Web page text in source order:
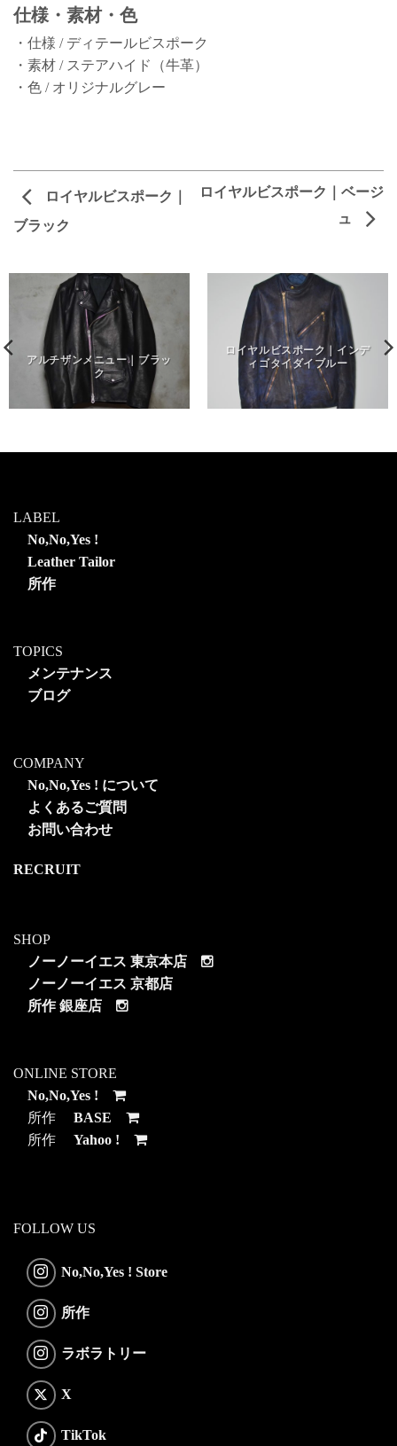
仕様・素材・色
・仕様 / ディテールビスポーク
・素材 / ステアハイド（牛革）
・色 / オリジナルグレー
ロイヤルビスポーク｜
ブラック
ロイヤルビスポーク｜ベージ
ュ
アルチザンメニュー｜ブラッ
ク
ロイヤルビスポーク｜インデ
ィゴタイダイブルー
LABEL
No,No,Yes !
Leather Tailor
所作
TOPICS
メンテナンス
ブログ
COMPANY
No,No,Yes ! について
よくあるご質問
お問い合わせ
RECRUIT
SHOP
ノーノーイエス 東京本店
ノーノーイエス 京都店
所作 銀座店
ONLINE STORE
No,No,Yes !
所作 BASE
所作 Yahoo !
FOLLOW US
No,No,Yes ! Store
所作
ラボラトリー
X
TikTok